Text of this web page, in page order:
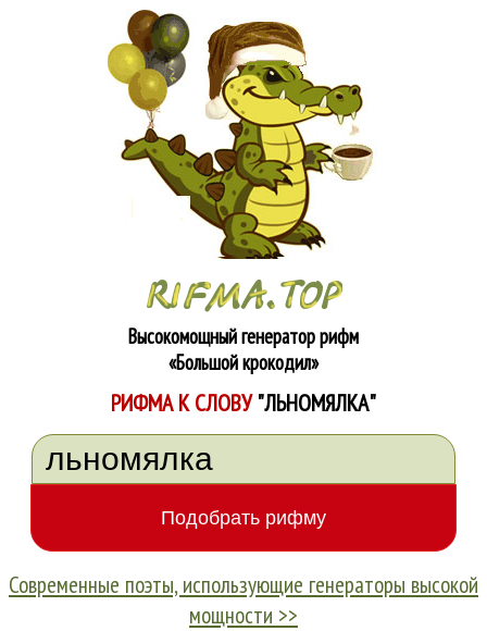
Высокомощный генератор рифм
«Большой крокодил»
РИФМА К СЛОВУ"ЛЬНОМЯЛКА"
Современные поэты, использующие генераторы высокой
мощности >>